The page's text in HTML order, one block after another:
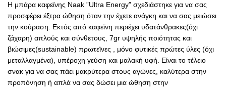
Η μπάρα καφεϊνης Naak ”Ultra Energy” σχεδιάστηκε για να σας
προσφέρει έξτρα ώθηση όταν την έχετε ανάγκη και να σας μειώσει
την κούραση. Εκτός από καφεϊνη περιέχει υδατάνθρακες(όχι
ζάχαρη) απλούς και σύνθετους, 7gr υψηλής ποιότητας και
βιώσιμες(sustainable) πρωτεϊνες , μόνο φυτικές πρώτες ύλες (όχι
μεταλλαγμένα), υπέροχη γεύση και μαλακή υφή. Είναι το τέλειο
σνακ για να σας πάει μακρύτερα στους αγώνες, καλύτερα στην
προπόνηση ή απλά να σας δώσει μια ώθηση στην